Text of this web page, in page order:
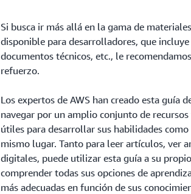
Si busca ir más allá en la gama de
disponible para desarrolladores, que
documentos técnicos, etc., le
refuerzo.
Los expertos de AWS han creado esta guía
navegar por un amplio conjunto de
útiles para desarrollar sus habilidades
mismo lugar. Tanto para leer artículos, ver
digitales, puede utilizar esta guía a su
comprender todas sus opciones de
más adecuadas en función de sus